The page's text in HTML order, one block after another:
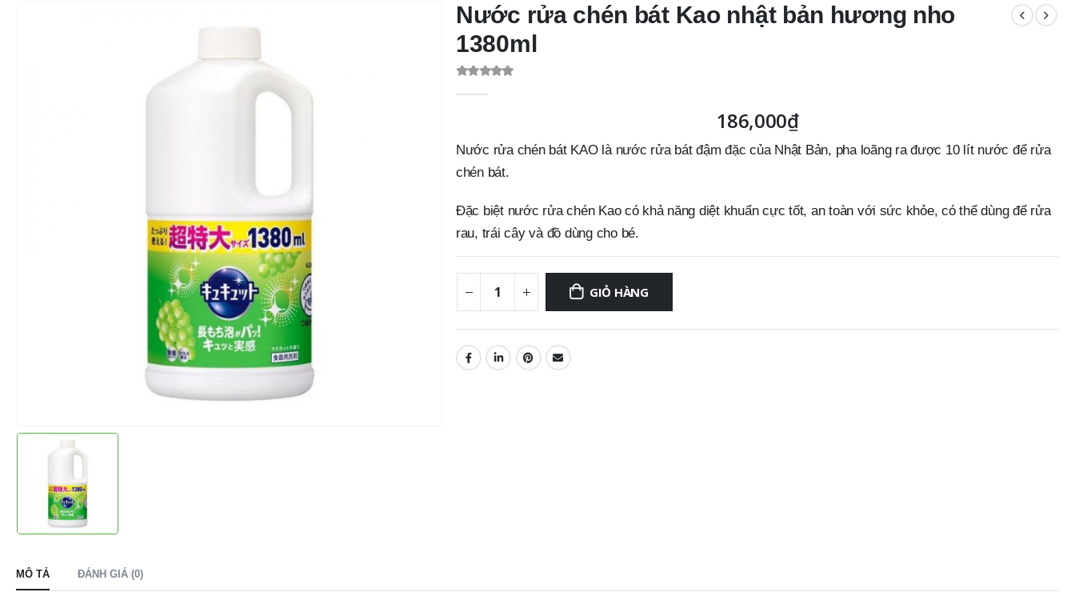
Nước rửa chén bát Kao nhật bản hương nho
1380ml
186,000₫
Nước rửa chén bát KAO là nước rửa bát đậm đặc của Nhật Bản, pha loãng ra được 10 lít nước để rửa
chén bát.
Đặc biệt nước rửa chén Kao có khả năng diệt khuẩn cực tốt, an toàn với sức khỏe, có thể dùng để rửa
rau, trái cây và đồ dùng cho bé.
GIỎ HÀNG
MÔ TẢ ĐÁNH GIÁ (0)